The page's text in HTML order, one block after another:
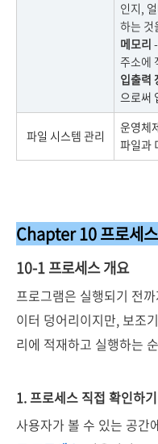
인지,
하는 것
메모리
주소에
입출력
으로써
파일 시스템 관리
운영체
파일과
Chapter 10 프로세
10-1 프로세스 개요
프로그램은 실행되기 전
이터 덩어리이지만, 보조
리에 적재하고 실행하는
1. 프로세스 직접 확인하기
사용자가 볼 수 있는 공간